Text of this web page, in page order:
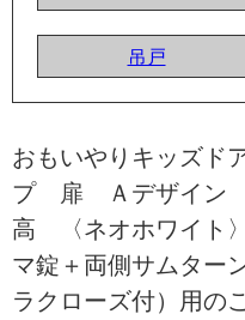
吊戸
おもいやりキッズ
プ 扉 Ａデザイン
高 〈ネオホワイト
マ錠＋両側サムタ
ラクローズ付）用の